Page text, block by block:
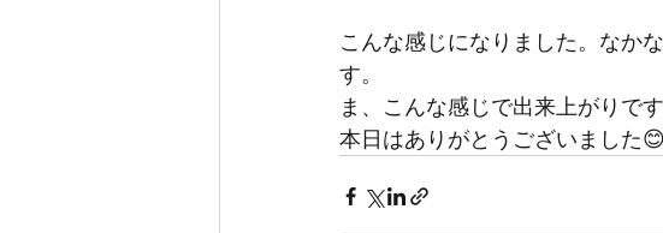
こんな感じになりました。なか
す。
ま、こんな感じで出来上がりで
本日はありがとうございました😊